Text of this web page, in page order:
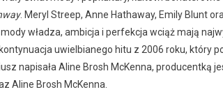
. Meryl Streep, Anne Hathaway, Emily Blunt
władza, ambicja i perfekcja wciąż mają
uwielbianego hitu z 2006 roku, który
napisała Aline Brosh McKenna, producentką
Aline Brosh McKenna.